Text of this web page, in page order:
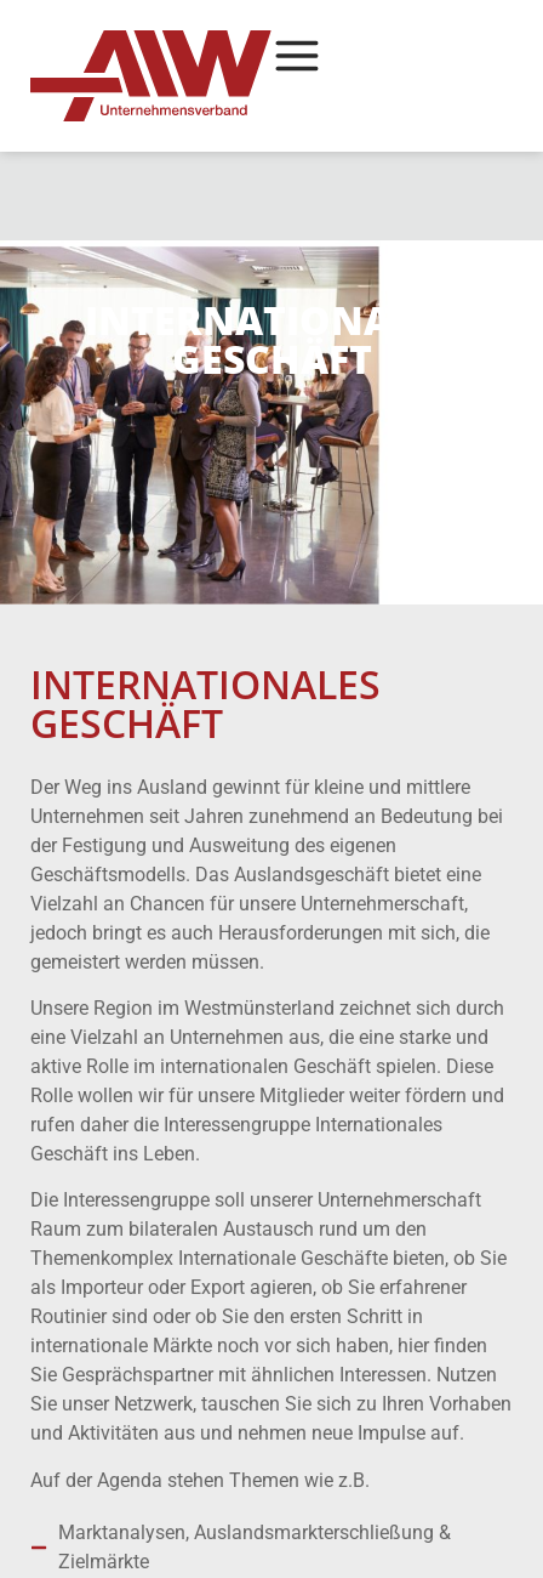
INTERNATIONALES
GESCHÄFT
INTERNATIONALES
GESCHÄFT
Der Weg ins Ausland gewinnt für kleine und mittlere
Unternehmen seit Jahren zunehmend an Bedeutung bei
der Festigung und Ausweitung des eigenen
Geschäftsmodells. Das Auslandsgeschäft bietet eine
Vielzahl an Chancen für unsere Unternehmerschaft,
jedoch bringt es auch Herausforderungen mit sich, die
gemeistert werden müssen.
Unsere Region im Westmünsterland zeichnet sich durch
eine Vielzahl an Unternehmen aus, die eine starke und
aktive Rolle im internationalen Geschäft spielen. Diese
Rolle wollen wir für unsere Mitglieder weiter fördern und
rufen daher die Interessengruppe Internationales
Geschäft ins Leben.
Die Interessengruppe soll unserer Unternehmerschaft
Raum zum bilateralen Austausch rund um den
Themenkomplex Internationale Geschäfte bieten, ob Sie
als Importeur oder Export agieren, ob Sie erfahrener
Routinier sind oder ob Sie den ersten Schritt in
internationale Märkte noch vor sich haben, hier finden
Sie Gesprächspartner mit ähnlichen Interessen. Nutzen
Sie unser Netzwerk, tauschen Sie sich zu Ihren Vorhaben
und Aktivitäten aus und nehmen neue Impulse auf.
Auf der Agenda stehen Themen wie z.B.
Marktanalysen, Auslandsmarkterschließung &
Zielmärkte